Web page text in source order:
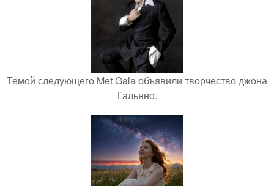
Темой следующего Met Gala объявили творчество джона
Гальяно.